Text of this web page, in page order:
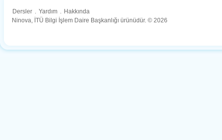
Dersler . Yardım . Hakkında
Ninova, İTÜ Bilgi İşlem Daire Başkanlığı ürünüdür. © 2026